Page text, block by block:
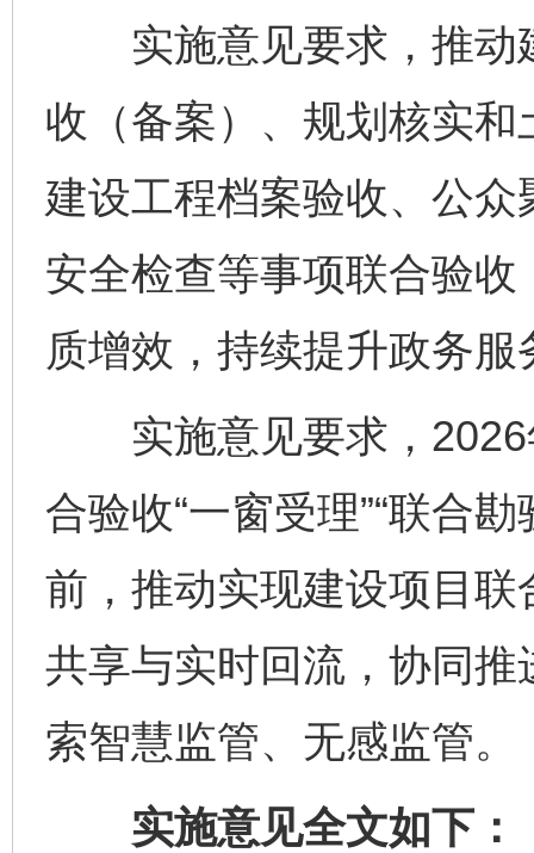
实施意见要求，推动
收（备案）、规划核实
建设工程档案验收、公
安全检查等事项联合验
质增效，持续提升政务
实施意见要求，2026
合验收“一窗受理”“联合
前，推动实现建设项目
共享与实时回流，协同
索智慧监管、无感监管。
实施意见全文如下：